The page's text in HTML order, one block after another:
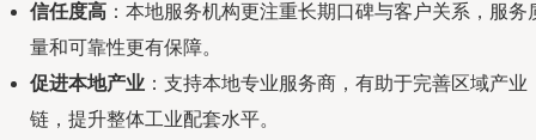
信任度高 ：本地服务机构更注重长期口碑与客户关系，服务
量和可靠性更有保障。
促进本地产业 ：支持本地专业服务商，有助于完善区域产业
链，提升整体工业配套水平。